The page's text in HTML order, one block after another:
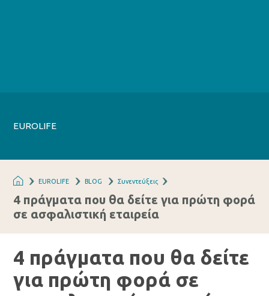
EUROLIFE
EUROLIFE BLOG Συνεντεύξεις
4 πράγματα που θα δείτε για πρώτη φορά
σε ασφαλιστική εταιρεία
4 πράγματα που θα δείτε
για πρώτη φορά σε